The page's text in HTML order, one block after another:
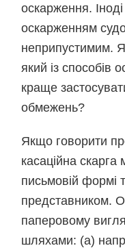
оскарження.
оскарженням
неприпустимим.
який із способів
краще
обмежень?
Якщо говорити
касаційна
письмовій формі
представником.
паперовому
шляхами: (а)